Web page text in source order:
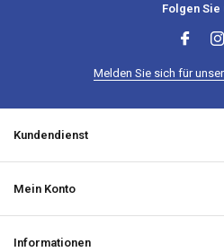
Folgen Sie
Melden Sie sich für
Kundendienst
Mein Konto
Informationen